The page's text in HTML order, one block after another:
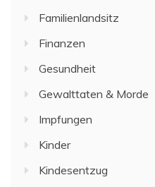
Familienlandsitz
Finanzen
Gesundheit
Gewalttaten & Morde
Impfungen
Kinder
Kindesentzug